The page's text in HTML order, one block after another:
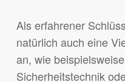
Als erfahrener
natürlich auch eine
an, wie
Sicherheitstechnik